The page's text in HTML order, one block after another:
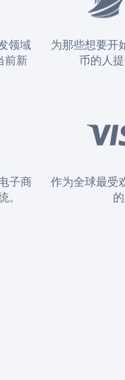
领域
前新
为那些想要开
币的人
子商
作为全球最受